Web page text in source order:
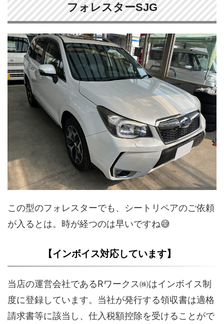
フォレスターSJG
この型のフォレスターでも、シートリペアのご依頼
が入るとは。時が経つのは早いですね😅
【インボイス対応しています】
当店の運営会社であるRワークス㈱はインボイス制
度に登録しています。当社が発行する領収書は適格
請求書等に該当し、仕入税額控除を受けることがで